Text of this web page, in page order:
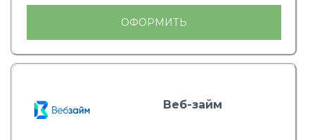
ОФОРМИТЬ
Веб-займ